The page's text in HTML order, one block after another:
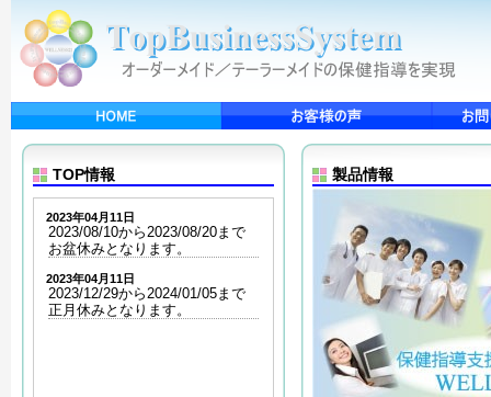
製品情報
TOP情報
2023年04月11日
2023/08/10から2023/08/20まで
お盆休みとなります。
2023年04月11日
2023/12/29から2024/01/05まで
正月休みとなります。